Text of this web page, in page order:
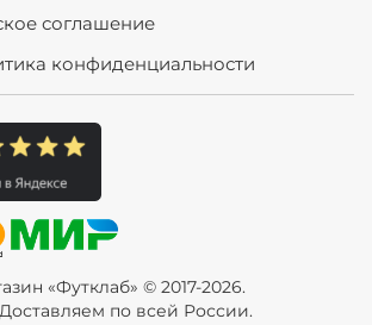
соглашение
конфиденциальности
«Футклаб» © 2017-2026.
по всей России.